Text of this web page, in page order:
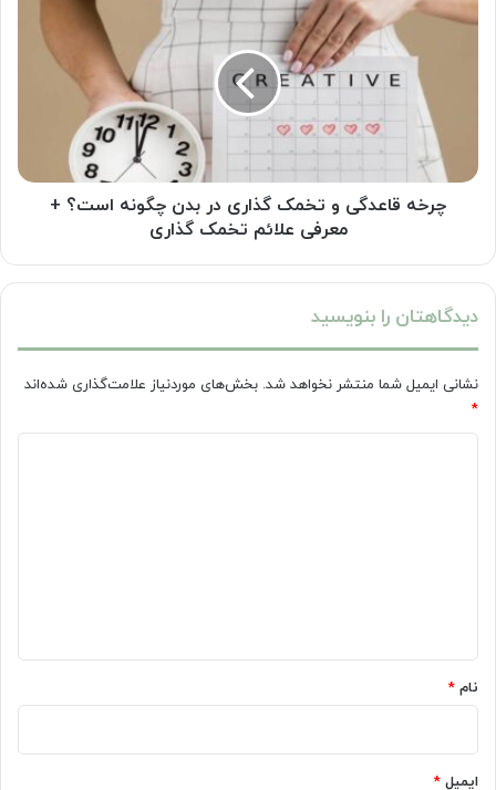
قاعدگی
است؟
چرخه قاعدگی و تخمک گذاری در بدن چگونه است؟ +
معرفی علائم تخمک گذاری
دیدگاهتان را بنویسید
نشانی ایمیل شما منتشر نخواهد شد. بخش‌های موردنیاز علامت‌گذاری شده‌اند
*
نام *
ایمیل *